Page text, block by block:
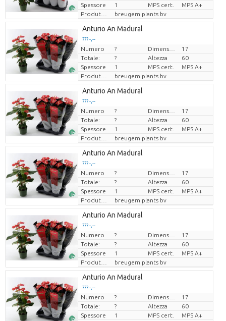
Loading...
??? -,--
Prezzo x uno
Loading...
??? -,--
Prezzo x uno
Loading...
??? -,--
Prezzo x uno
Loading...
??? -,--
Prezzo x uno
Loading...
??? -,--
Prezzo x uno
Spessore
1 MPS cert.
MPS A+
Produttore
breugem plants bv
Anturio An Madural
??? -,--
Prezzo x uno
Numero ?
17
Totale:
? Altezza
60
Spessore
1 MPS cert.
MPS A+
Produttore
breugem plants bv
Anturio An Madural
??? -,--
Prezzo x uno
Numero ?
17
Totale:
? Altezza
60
Spessore
1 MPS cert.
MPS A+
Produttore
breugem plants bv
Anturio An Madural
??? -,--
Prezzo x uno
Numero ?
17
Totale:
? Altezza
60
Spessore
1 MPS cert.
MPS A+
Produttore
breugem plants bv
Anturio An Madural
??? -,--
Prezzo x uno
Numero ?
17
Totale:
? Altezza
60
Spessore
1 MPS cert.
MPS A+
Produttore
breugem plants bv
Anturio An Madural
??? -,--
Prezzo x uno
Numero ?
17
Totale:
? Altezza
60
Spessore
1 MPS cert.
MPS A+